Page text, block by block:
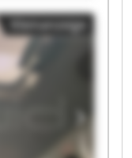
Butzer-EVR
Kleinanzeige